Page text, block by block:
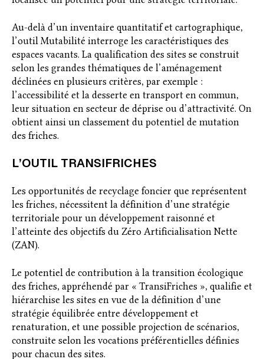
Au-delà d’un inventaire quantitatif et cartographique,
l’outil Mutabilité interroge les caractéristiques des
espaces vacants. La qualification des sites se construit
selon les grandes thématiques de l’aménagement
déclinées en plusieurs critères, par exemple :
l’accessibilité et la desserte en transport en commun,
leur situation en secteur de déprise ou d’attractivité. On
obtient ainsi un classement du potentiel de mutation
des friches.
L’OUTIL TRANSIFRICHES
Les opportunités de recyclage foncier que représentent
les friches, nécessitent la définition d’une stratégie
territoriale pour un développement raisonné et
l’atteinte des objectifs du Zéro Artificialisation Nette
(ZAN).
Le potentiel de contribution à la transition écologique
des friches, appréhendé par « TransiFriches », qualifie et
hiérarchise les sites en vue de la définition d’une
stratégie équilibrée entre développement et
renaturation, et une possible projection de scénarios,
construite selon les vocations préférentielles définies
pour chacun des sites.